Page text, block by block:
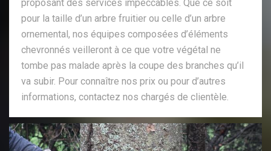
proposant des services impeccables. Que ce soit
pour la taille d’un arbre fruitier ou celle d’un arbre
ornemental, nos équipes composées d’éléments
chevronnés veilleront à ce que votre végétal ne
tombe pas malade après la coupe des branches qu’il
va subir. Pour connaître nos prix ou pour d’autres
informations, contactez nos chargés de clientèle.